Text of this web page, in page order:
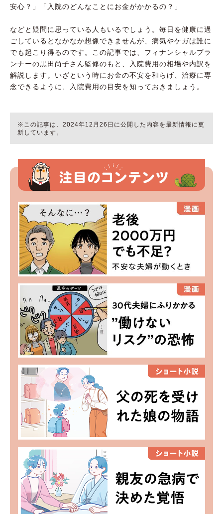
安心？」「入院のどんなことにお金がかかるの？」
などと疑問に思っている人もいるでしょう。毎日を健康に過
ごしているとなかなか想像できませんが、病気やケガは誰に
でも起こり得るのです。この記事では、フィナンシャルプラ
ンナーの黒田尚子さん監修のもと、入院費用の相場や内訳を
解説します。いざという時にお金の不安を和らげ、治療に専
念できるように、入院費用の目安を知っておきましょう。
※この記事は、2024年12月26日に公開した内容を最新情報に更
新しています。